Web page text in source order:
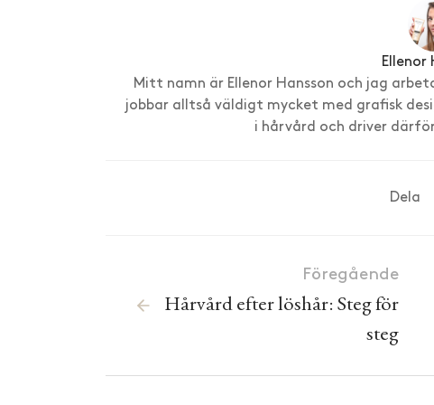
Ellenor
Mitt namn är Ellenor Hansson och jag
jobbar alltså väldigt mycket med grafisk
i hårvård och driver
Dela
Föregående
Hårvård efter löshår: Steg för
steg